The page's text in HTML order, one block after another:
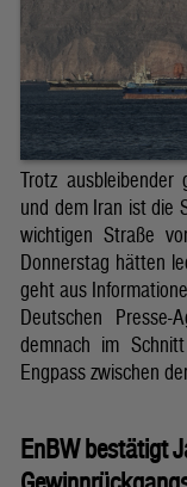
Trotz ausbleibender
und dem Iran ist die
wichtigen Straße
Donnerstag hätten
geht aus
Deutschen
demnach im
Engpass zwischen
EnBW bestätigt